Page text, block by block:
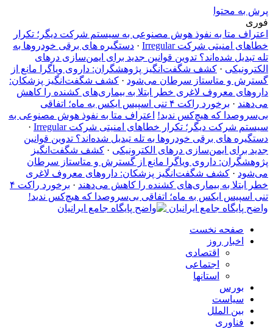
پرش به محتوا
فوری
اعتراف متا به نفوذ هوش مصنوعی به سیستم شرکت دیگر؛ تکرار
خطاهای امنیتی شرکت Irregular
· دستگیره‌ های برقی خودروها به
تله تبدیل شده‌اند؟ تدوین قوانین جدید برای ایمن‌سازی درهای
الکترونیکی · کشف شگفت‌انگیز پژوهشگران: داروی ویاگرا مانع از
گسترش و متاستاز سرطان می‌شود · کشف شگفت‌انگیز پزشکان:
داروهای معروف لاغری خطر ابتلا به بیماری‌های کشنده را کاهش
می‌دهند ·
برخورد راکت ۴ تنی اسپیس ایکس به ماه؛ اتفاقی
بی‌سروصدا که هیچ‌کس ندید!
اعتراف متا به نفوذ هوش مصنوعی به
سیستم شرکت دیگر؛ تکرار خطاهای امنیتی شرکت Irregular
·
دستگیره‌ های برقی خودروها به تله تبدیل شده‌اند؟ تدوین قوانین
جدید برای ایمن‌سازی درهای الکترونیکی · کشف شگفت‌انگیز
پژوهشگران: داروی ویاگرا مانع از گسترش و متاستاز سرطان
می‌شود · کشف شگفت‌انگیز پزشکان: داروهای معروف لاغری
خطر ابتلا به بیماری‌های کشنده را کاهش می‌دهند ·
برخورد راکت ۴
تنی اسپیس ایکس به ماه؛ اتفاقی بی‌سروصدا که هیچ‌کس ندید!
واضح پایگاه جامع ایرانیان
صفحه نخست
اخبار روز
اقتصادی
اجتماعی
استانها
بورس
سیاست
بین الملل
فناوری